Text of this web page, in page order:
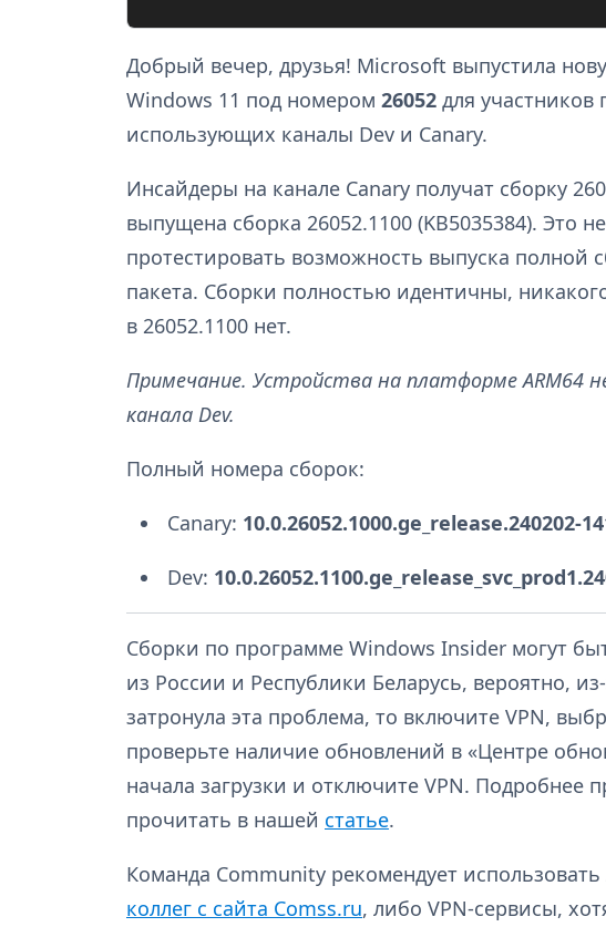
Добрый вечер, друзья! Microsoft выпустила
Windows 11 под номером 26052 для
использующих каналы Dev и Canary.
Инсайдеры на канале Canary получат сборку
выпущена сборка 26052.1100 (KB5035384). Это
протестировать возможность выпуска полной
пакета. Сборки полностью идентичны,
в 26052.1100 нет.
Примечание. Устройства на платформе ARM64
канала Dev.
Полный номера сборок:
Canary: 10.0.26052.1000.ge_release.240202-
Dev:
Сборки по программе Windows Insider могут
из России и Республики Беларусь, вероятно,
затронула эта проблема, то включите VPN,
проверьте наличие обновлений в «Центре
начала загрузки и отключите VPN. Подробнее
прочитать в нашей статье.
Команда Community рекомендует
коллег с сайта Comss.ru, либо VPN-сервисы,